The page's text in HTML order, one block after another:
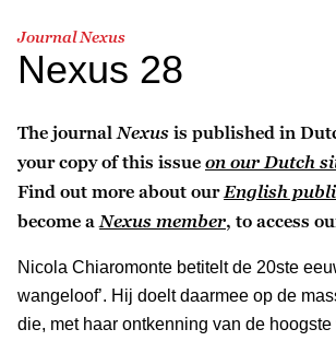
Journal Nexus
Nexus 28
The journal Nexus is published in
your copy of this issue on our Dutch
Find out more about our English
become a Nexus member, to access
Nicola Chiaromonte betitelt de 20ste
wangeloof’. Hij doelt daarmee op de
die, met haar ontkenning van de